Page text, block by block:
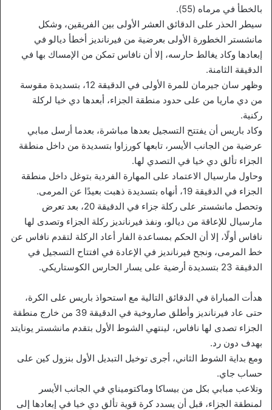
بالخطأ في مرماه (55).
سيطر الحذر على الدقائق العشر الأولى بين الفريقين، وشكل
مانشستر الخطورة الأولى بعرضية من فيرنانديز أخطأ ديالو في
إبعادها وكاد يغالط حارسه، إلا أن نافاس تمكن من الإمساك بها في
الدقيقة الثامنة.
وظهر سان جيرمان للمرة الأولى في الدقيقة 12، بتسديدة مقوسة
من دي ماريا من على حدود منطقة الجزاء، أبعدها دي خيا لركلة
ركنية.
وكاد باريس أن يفتتح التسجيل بعدها مباشرة، بعدما أرسل مبابي
عرضية من الجانب الأيسر، تابعها كورزاوا بتسديدة من داخل منطقة
الجزاء تألق دي خيا في التصدي لها.
وحاول مارسيال الاعتماد على المهارة الفردية بتوغل داخل منطقة
الجزاء في الدقيقة 19، أنهاه بتسديدة ذهبت بعيدًا عن المرمى.
وتحصل مانشستر على ركلة جزاء في الدقيقة 20، بعد تعرض
مارسيال للإعاقة من ديالو، ونفذ فيرنانديز ركلة الجزاء وتصدى لها
نافاس أولًا، إلا أن الحكم بمساعدة الفار أعاد الركلة لتقدم نافاس عن
خط المرمى، ونجح فيرنانديز في الإعادة في افتتاح التسجيل في
الدقيقة 23 بتسديدة أرضية على يسار الحارس الكوستاريكي.
هدأت المباراة في الدقائق التالية مع استحواذ باريس على الكرة،
حتى عاد فيرنانديز وأطلق صاروخية في الدقيقة 39 من خارج منطقة
الجزاء تصدى لها نافاس، لينتهي الشوط الأول بتقدم مانشستر يونايتد
بهدف دون رد.
ومع بداية الشوط الثاني، أجرى توخيل التبديل الأول بنزول كين على
حساب جاي.
وتلاعب مبابي بكل من بيساكا وماكتوميناي في الجانب الأيسر
لمنطقة الجزاء، قبل أن يسدد كرة قوية تألق دي خيا في إبعادها إلى